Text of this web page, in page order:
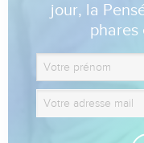
jour, la
phares